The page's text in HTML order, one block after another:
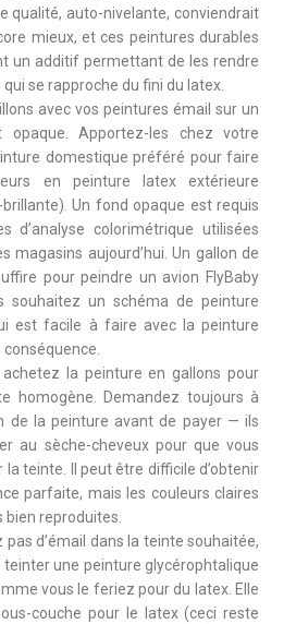
qualité, auto-nivelante, conviendrait
mieux, et ces peintures durables
un additif permettant de les rendre
se rapproche du fini du latex.
avec vos peintures émail sur un
opaque. Apportez-les chez votre
domestique préféré pour faire
en peinture latex extérieure
Un fond opaque est requis
d’analyse colorimétrique utilisées
magasins aujourd’hui. Un gallon de
pour peindre un avion FlyBaby
souhaitez un schéma de peinture
est facile à faire avec la peinture
conséquence.
la peinture en gallons pour
homogène. Demandez toujours à
de la peinture avant de payer — ils
au sèche-cheveux pour que vous
teinte. Il peut être difficile d’obtenir
parfaite, mais les couleurs claires
bien reproduites.
pas d’émail dans la teinte souhaitée,
une peinture glycérophtalique
vous le feriez pour du latex. Elle
couche pour le latex (ceci reste